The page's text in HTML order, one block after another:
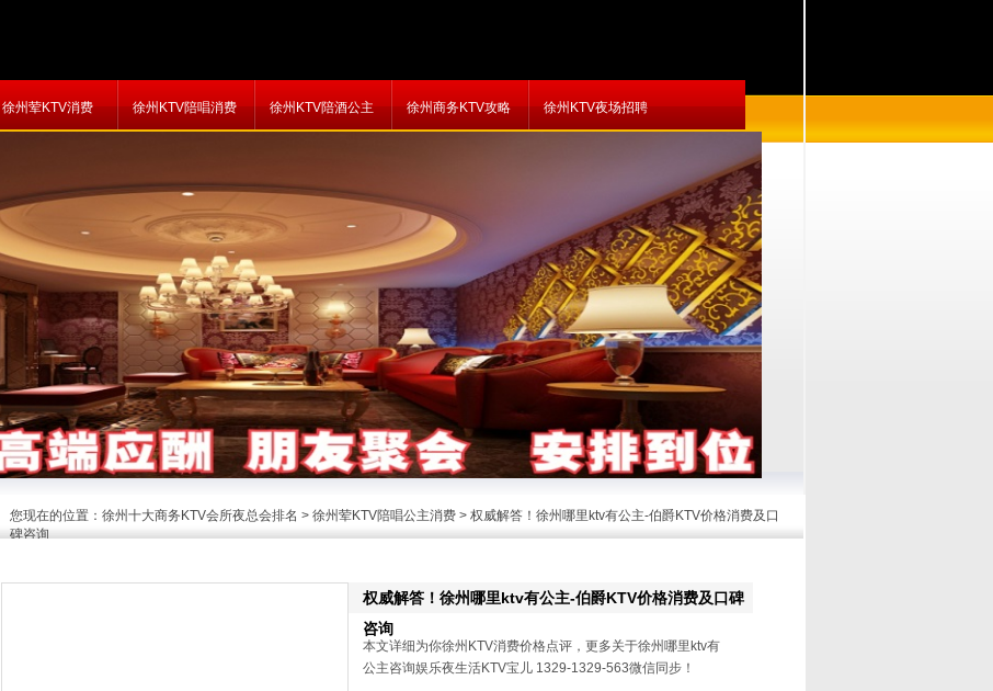
徐州荤KTV消费 徐州KTV陪唱消费 徐州KTV陪酒公主 徐州商务KTV攻略 徐州KTV夜场招聘
您现在的位置： 徐州十大商务KTV会所夜总会排名 > 徐州荤KTV陪唱公主消费 > 权威解答！徐州哪里ktv有公主-伯爵KTV价格消费及口
碑咨询
权威解答！徐州哪里ktv有公主-伯爵KTV价格消费及口碑
咨询
本文详细为你徐州KTV消费价格点评，更多关于徐州哪里ktv有
公主咨询娱乐夜生活KTV宝儿 1329-1329-563微信同步！